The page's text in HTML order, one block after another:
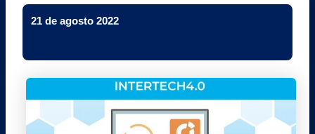
21 de agosto 2022